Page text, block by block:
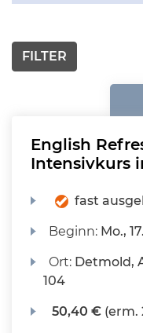
FILTER
English
Intensivkurs
fast
Beginn: Mo.,
Ort: Detmold,
104
50,40 € (erm.